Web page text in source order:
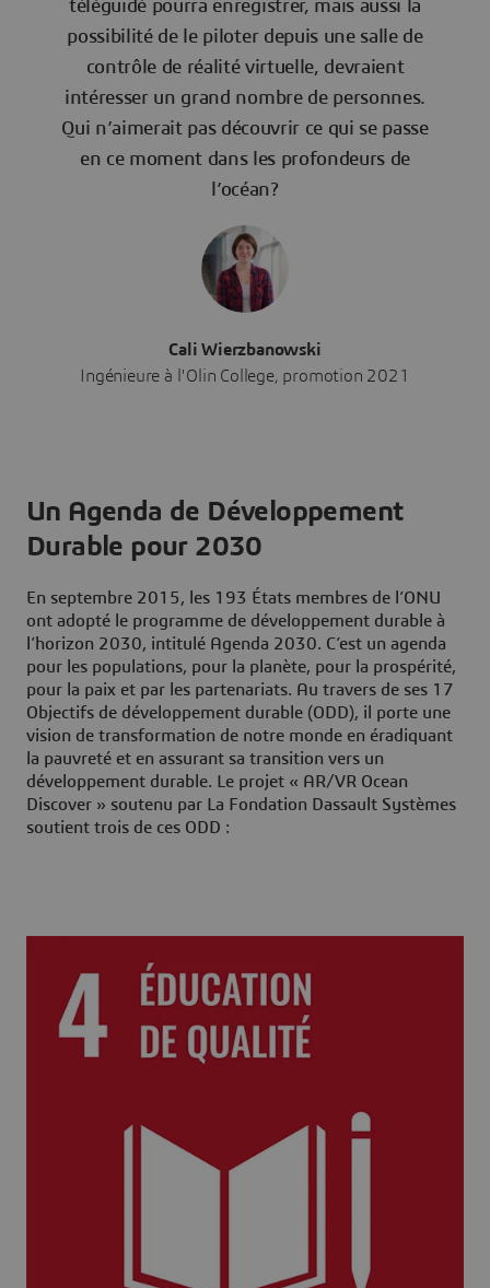
téléguidé pourra enregistrer, mais aussi la
possibilité de le piloter depuis une salle de
contrôle de réalité virtuelle, devraient
intéresser un grand nombre de personnes.
Qui n’aimerait pas découvrir ce qui se passe
en ce moment dans les profondeurs de
l’océan?
Cali Wierzbanowski
Ingénieure à l'Olin College, promotion 2021
Un Agenda de Développement
Durable pour 2030
En septembre 2015, les 193 États membres de l’ONU
ont adopté le programme de développement durable à
l’horizon 2030, intitulé Agenda 2030. C’est un agenda
pour les populations, pour la planète, pour la prospérité,
pour la paix et par les partenariats. Au travers de ses 17
Objectifs de développement durable (ODD), il porte une
vision de transformation de notre monde en éradiquant
la pauvreté et en assurant sa transition vers un
développement durable. Le projet « AR/VR Ocean
Discover » soutenu par La Fondation Dassault Systèmes
soutient trois de ces ODD :